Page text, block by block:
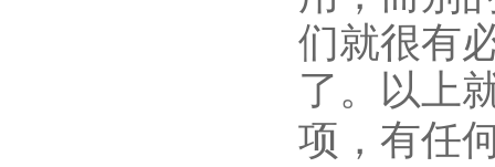
们就很有
了。以上
项，有任